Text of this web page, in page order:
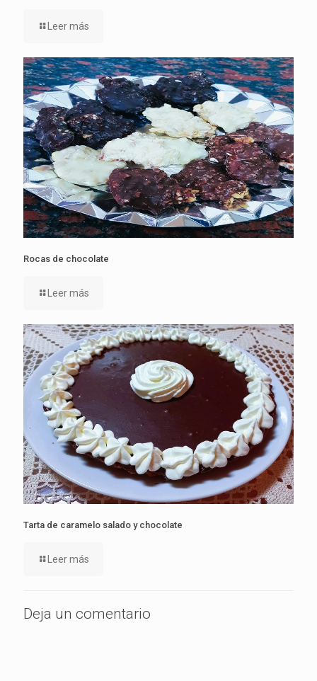
Leer más
Rocas de chocolate
Leer más
Tarta de caramelo salado y chocolate
Leer más
Deja un comentario